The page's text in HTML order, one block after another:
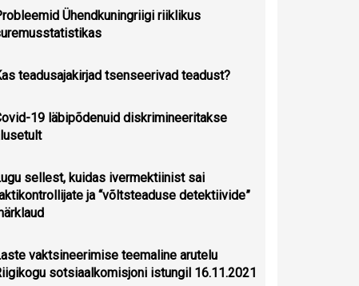
Ühendkuningriigi riiklikus
teadusajakirjad tsenseerivad teadust?
19 läbipõdenuid diskrimineeritakse
sellest, kuidas ivermektiinist sai
ja “võltsteaduse detektiivide”
vaktsineerimise teemaline arutelu
sotsiaalkomisjoni istungil 16.11.2021